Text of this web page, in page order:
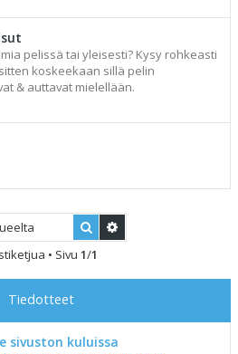
pelissä tai yleisesti? Kysy rohkeasti
koskeekaan sillä pelin
& auttavat mielellään.
Etsi
• Sivu 1/1
Tiedotteet
sivuston kuluissa